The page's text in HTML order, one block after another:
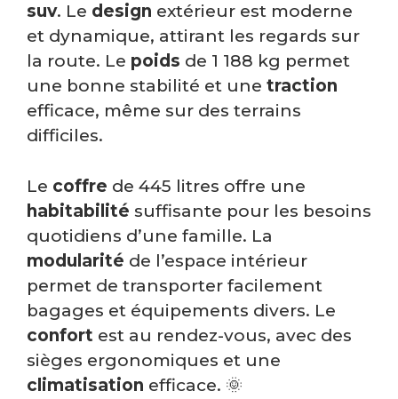
suv. Le design extérieur est moderne
et dynamique, attirant les regards sur
la route. Le poids de 1 188 kg permet
une bonne stabilité et une traction
efficace, même sur des terrains
difficiles.
Le coffre de 445 litres offre une
habitabilité suffisante pour les besoins
quotidiens d’une famille. La
modularité de l’espace intérieur
permet de transporter facilement
bagages et équipements divers. Le
confort est au rendez-vous, avec des
sièges ergonomiques et une
climatisation efficace. 🌞